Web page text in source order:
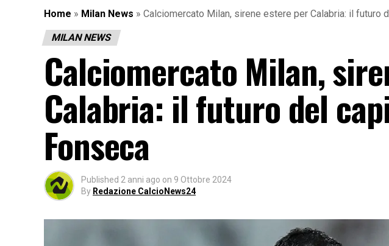
Home » Milan News » Calciomercato Milan, sirene estere per Calabria: il futuro
MILAN NEWS
Calciomercato Milan,
Calabria: il futuro del
Fonseca
Published 2 anni ago on 9 Ottobre 2024
By Redazione CalcioNews24